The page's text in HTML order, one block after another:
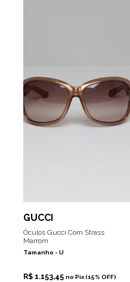
GUCCI
Óculos Gucci Com Strass
Marrom
Tamanho - U
R$ 1.153,45 no Pix (15% OFF)